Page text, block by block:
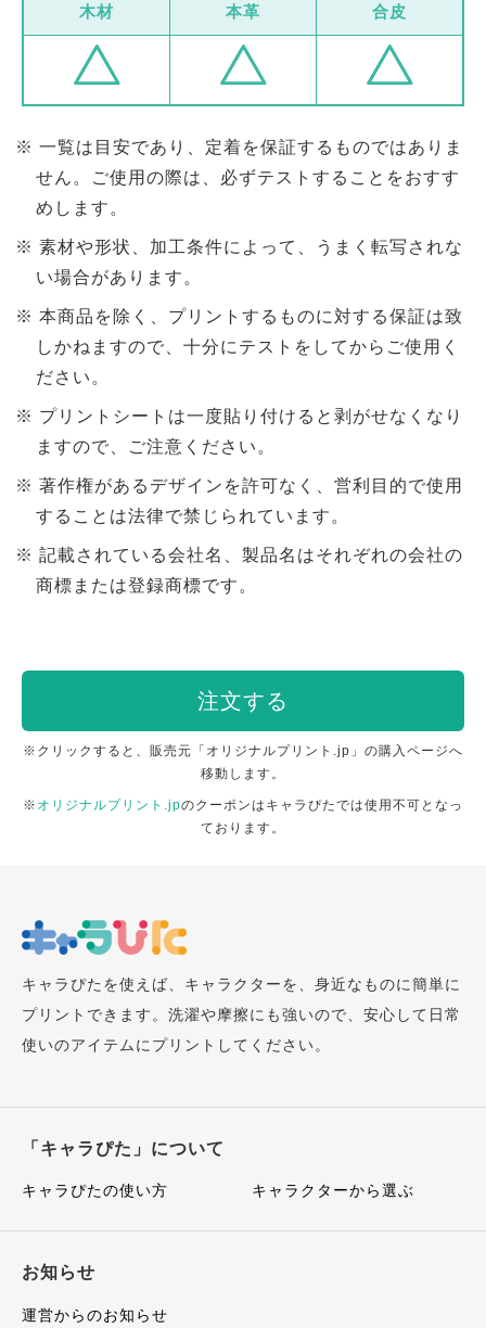
木材 本革 合皮
一覧は目安であり、定着を保証するものではありま
せん。ご使用の際は、必ずテストすることをおすす
めします。
素材や形状、加工条件によって、うまく転写されな
い場合があります。
本商品を除く、プリントするものに対する保証は致
しかねますので、十分にテストをしてからご使用く
ださい。
プリントシートは一度貼り付けると剥がせなくなり
ますので、ご注意ください。
著作権があるデザインを許可なく、営利目的で使用
することは法律で禁じられています。
記載されている会社名、製品名はそれぞれの会社の
商標または登録商標です。
注文する
※クリックすると、販売元「オリジナルプリント.jp」の購入ページへ
移動します。
※ オリジナルプリント.jpのクーポンはキャラぴたでは使用不可となっ
ております。
キャラぴたを使えば、キャラクターを、身近なものに簡単に
プリントできます。洗濯や摩擦にも強いので、安心して日常
使いのアイテムにプリントしてください。
「キャラぴた」について
キャラぴたの使い方 キャラクターから選ぶ
お知らせ
運営からのお知らせ